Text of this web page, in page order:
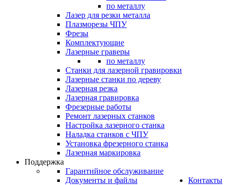
по металлу
Лазер для резки металла
Плазморезы ЧПУ
Фрезы
Комплектующие
Лазерные граверы
по металлу
Станки для лазерной гравировки
Лазерные станки по дереву
Лазерная резка
Лазерная гравировка
Фрезерные работы
Ремонт лазерных станков
Настройка лазерного станка
Наладка станков с ЧПУ
Установка фрезерного станка
Лазерная маркировка
Поддержка
Гарантийное обслуживание
Документы и файлы
Контакты